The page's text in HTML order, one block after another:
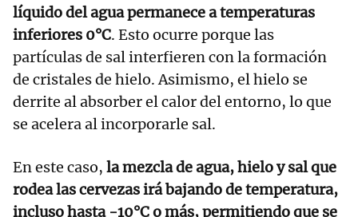
líquido del agua permanece a temperaturas
inferiores 0°C. Esto ocurre porque las
partículas de sal interfieren con la formación
de cristales de hielo. Asimismo, el hielo se
derrite al absorber el calor del entorno, lo que
se acelera al incorporarle sal.
En este caso, la mezcla de agua, hielo y sal que
rodea las cervezas irá bajando de temperatura,
incluso hasta -10°C o más, permitiendo que se